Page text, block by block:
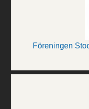
Föreningen